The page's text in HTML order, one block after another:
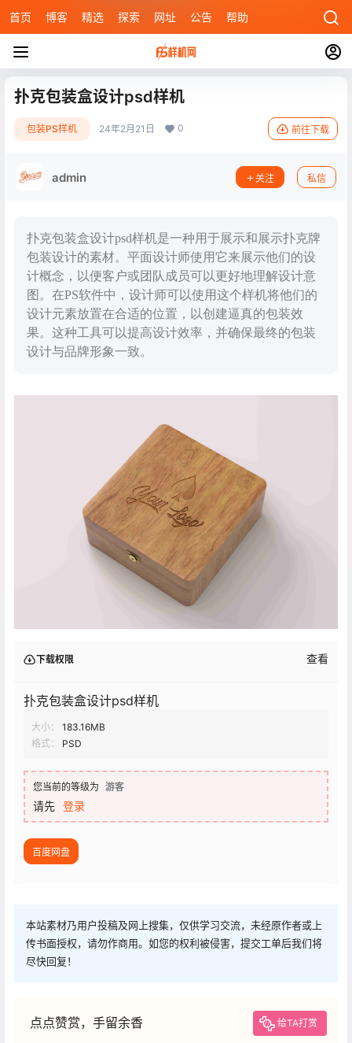
首页 博客 精选 探索 网址 公告 帮助
扑克包装盒设计psd样机
包装PS样机 24年2月21日 0 前往下载
admin 关注 私信
扑克包装盒设计psd样机是一种用于展示和展示扑克牌
包装设计的素材。平面设计师使用它来展示他们的设
计概念，以便客户或团队成员可以更好地理解设计意
图。在PS软件中，设计师可以使用这个样机将他们的
设计元素放置在合适的位置，以创建逼真的包装效
果。这种工具可以提高设计效率，并确保最终的包装
设计与品牌形象一致。
下载权限 查看
扑克包装盒设计psd样机
大小：
183.16MB
格式：
PSD
您当前的等级为 游客
请先 登录
百度网盘
本站素材乃用户投稿及网上搜集，仅供学习交流，未经原作者或上
传书面授权，请勿作商用。如您的权利被侵害，提交工单后我们将
尽快回复！
点点赞赏，手留余香 给TA打赏